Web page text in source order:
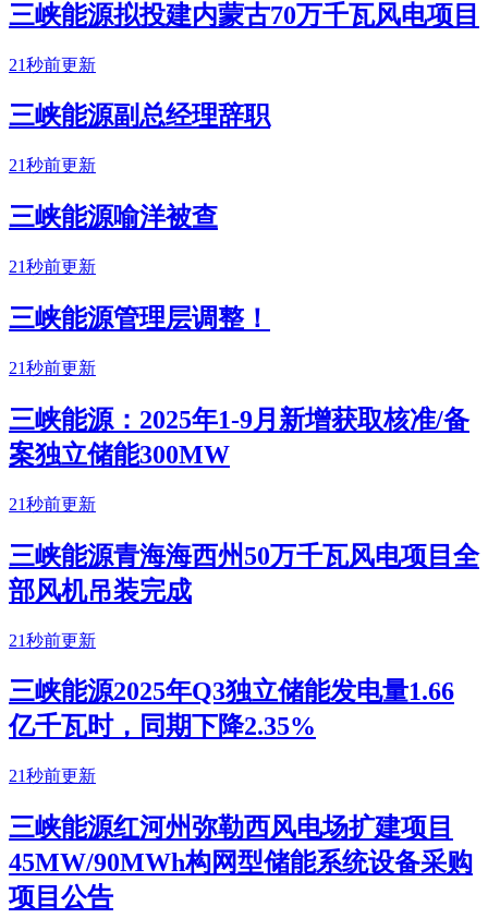
三峡能源拟投建内蒙古70万千瓦风电项目
21秒前更新
三峡能源副总经理辞职
21秒前更新
三峡能源喻洋被查
21秒前更新
三峡能源管理层调整！
21秒前更新
三峡能源：2025年1-9月新增获取核准/备
案独立储能300MW
21秒前更新
三峡能源青海海西州50万千瓦风电项目全
部风机吊装完成
21秒前更新
三峡能源2025年Q3独立储能发电量1.66
亿千瓦时，同期下降2.35%
21秒前更新
三峡能源红河州弥勒西风电场扩建项目
45MW/90MWh构网型储能系统设备采购
项目公告